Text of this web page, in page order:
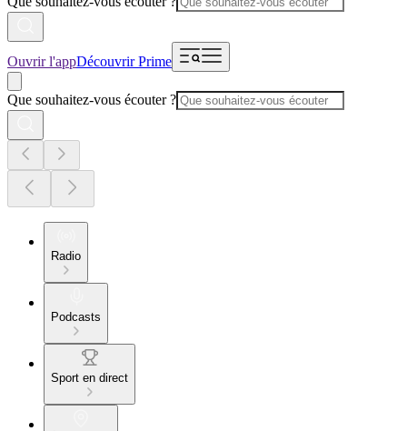
Ouvrir l'appDécouvrir Prime
Que souhaitez-vous écouter ?
Radio
Podcasts
Sport en direct